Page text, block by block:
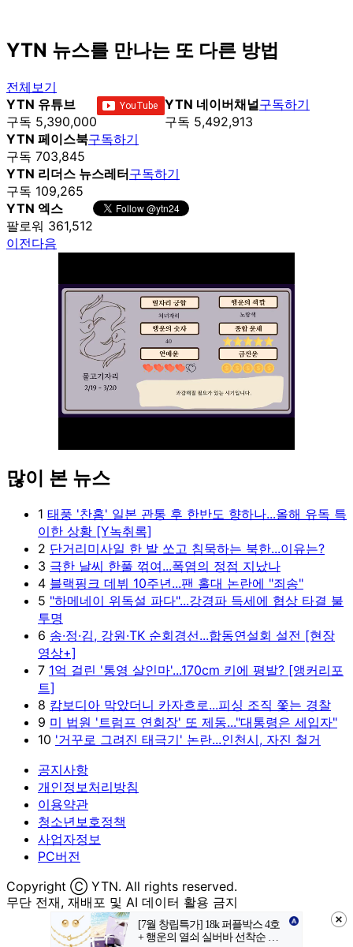
YTN 뉴스를 만나는 또 다른 방법
전체보기
YTN 유튜브
구독 5,390,000
YTN 네이버채널
구독 5,492,913
구독하기
YTN 페이스북
구독 703,845
구독하기
YTN 리더스 뉴스레터
구독 109,265
구독하기
YTN 엑스
팔로워 361,512
이전다음
많이 본 뉴스
1 태풍 '찬홈' 일본 관통 후 한반도 향하나...올해 유독 특
이한 상황 [Y녹취록]
2 단거리미사일 한 발 쏘고 침묵하는 북한...이유는?
3 극한 날씨 한풀 꺾여...폭염의 정점 지났나
4 블랙핑크 데뷔 10주년...팬 홀대 논란에 "죄송"
5 "하메네이 위독설 파다"...강경파 득세에 협상 타결 불
투명
6 송·정·김, 강원·TK 순회경선...합동연설회 설전 [현장
영상+]
7 1억 걸린 '통영 살인마'...170cm 키에 평발? [앵커리포
트]
8 캄보디아 막았더니 카자흐로...피싱 조직 쫓는 경찰
9 미 법원 '트럼프 연회장' 또 제동..."대통령은 세입자"
10 '거꾸로 그려진 태극기' 논란...인천시, 자진 철거
공지사항
개인정보처리방침
이용약관
청소년보호정책
사업자정보
PC버전
Copyright Ⓒ YTN. All rights reserved.
무단 전재, 재배포 및 AI 데이터 활용 금지